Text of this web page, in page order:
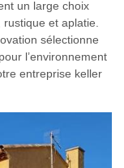
un large choix
et aplatie.
sélectionne
l’environnement
entreprise keller